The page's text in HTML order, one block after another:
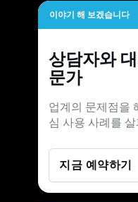
이야기 해 보겠습니다
상담자와 대
문가
업계의 문제점을
심 사용 사례를
지금 예약하기